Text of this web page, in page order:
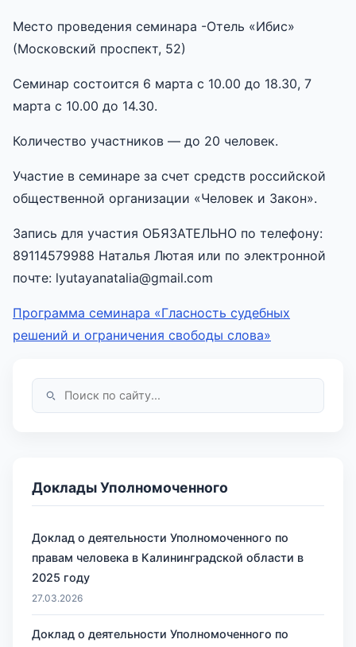
Место проведения семинара -Отель «Ибис»
(Московский проспект, 52)
Семинар состоится 6 марта с 10.00 до 18.30, 7
марта с 10.00 до 14.30.
Количество участников — до 20 человек.
Участие в семинаре за счет средств российской
общественной организации «Человек и Закон».
Запись для участия ОБЯЗАТЕЛЬНО по телефону:
89114579988 Наталья Лютая или по электронной
почте: lyutayanatalia@gmail.com
Программа семинара «Гласность судебных
решений и ограничения свободы слова»
Доклады Уполномоченного
Доклад о деятельности Уполномоченного по
правам человека в Калининградской области в
2025 году
27.03.2026
Доклад о деятельности Уполномоченного по